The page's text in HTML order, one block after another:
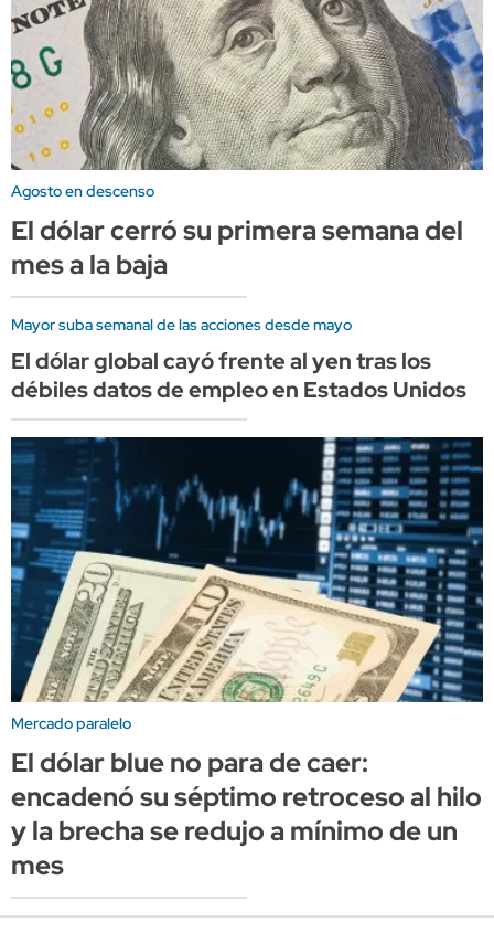
Agosto en descenso
El dólar cerró su primera semana del
mes a la baja
Mayor suba semanal de las acciones desde mayo
El dólar global cayó frente al yen tras los
débiles datos de empleo en Estados Unidos
Mercado paralelo
El dólar blue no para de caer:
encadenó su séptimo retroceso al hilo
y la brecha se redujo a mínimo de un
mes